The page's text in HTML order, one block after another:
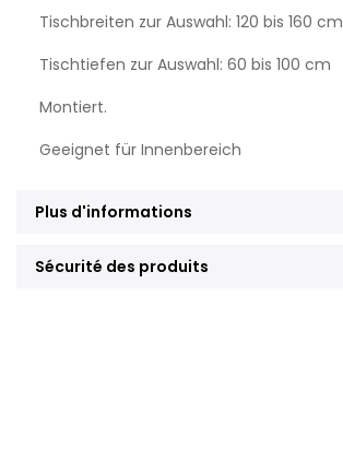
Tischbreiten zur Auswahl: 120 bis 160 cm
Tischtiefen zur Auswahl: 60 bis 100 cm
Montiert.
Geeignet für Innenbereich
Plus d'informations
Sécurité des produits